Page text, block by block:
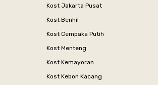
Kost Jakarta Pusat
Kost Benhil
Kost Cempaka Putih
Kost Menteng
Kost Kemayoran
Kost Kebon Kacang